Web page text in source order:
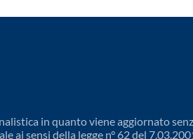
in quanto viene aggiornato
sensi della legge n° 62 del